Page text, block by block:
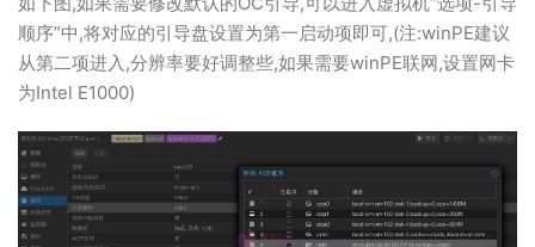
顺序”中,将对应的引导盘设置为第一启动项即可,(注:winPE建议
从第二项进入,分辨率要好调整些,如果需要winPE联网,设置网卡
为Intel E1000)